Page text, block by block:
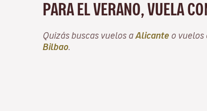
PARA EL VERANO, VUELA
Quizás buscas vuelos a Alicante o vuelos
Bilbao